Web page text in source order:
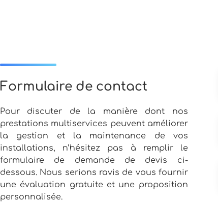
Formulaire de contact
Pour discuter de la manière dont nos
prestations multiservices peuvent améliorer
la gestion et la maintenance de vos
installations, n’hésitez pas à remplir le
formulaire de demande de devis ci-
dessous. Nous serions ravis de vous fournir
une évaluation gratuite et une proposition
personnalisée.